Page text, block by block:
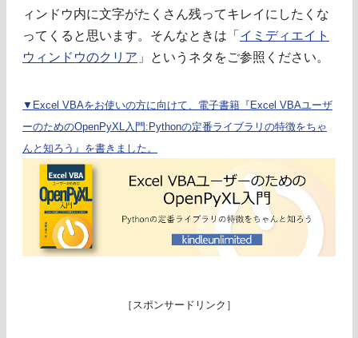
ィンドウ内に文字がたくさん残ってキレイにしたくな
ってくると思います。そんなときは「 イミディエイト
ウィンドウのクリア 」というネタをご参照ください。
▼Excel VBAをお使いの方に向けて、電子書籍『Excel VBAユーザ
ーのためのOpenPyXL入門:Pythonの定番ライブラリの特徴をちゃ
んと知ろう』を書きました。
［スポンサードリンク］